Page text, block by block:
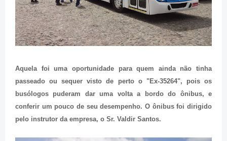
Aquela foi uma oportunidade para quem ainda não tinha
passeado ou sequer visto de perto o "Ex-35264", pois os
busólogos puderam dar uma volta a bordo do ônibus, e
conferir um pouco de seu desempenho. O ônibus foi dirigido
pelo instrutor da empresa, o Sr. Valdir Santos.